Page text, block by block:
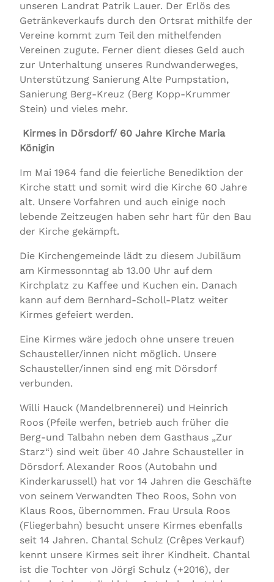
unseren Landrat Patrik Lauer. Der Erlös des
Getränkeverkaufs durch den Ortsrat mithilfe der
Vereine kommt zum Teil den mithelfenden
Vereinen zugute. Ferner dient dieses Geld auch
zur Unterhaltung unseres Rundwanderweges,
Unterstützung Sanierung Alte Pumpstation,
Sanierung Berg-Kreuz (Berg Kopp-Krummer
Stein) und vieles mehr.
Kirmes in Dörsdorf/ 60 Jahre Kirche Maria
Königin
Im Mai 1964 fand die feierliche Benediktion der
Kirche statt und somit wird die Kirche 60 Jahre
alt. Unsere Vorfahren und auch einige noch
lebende Zeitzeugen haben sehr hart für den Bau
der Kirche gekämpft.
Die Kirchengemeinde lädt zu diesem Jubiläum
am Kirmessonntag ab 13.00 Uhr auf dem
Kirchplatz zu Kaffee und Kuchen ein. Danach
kann auf dem Bernhard-Scholl-Platz weiter
Kirmes gefeiert werden.
Eine Kirmes wäre jedoch ohne unsere treuen
Schausteller/innen nicht möglich. Unsere
Schausteller/innen sind eng mit Dörsdorf
verbunden.
Willi Hauck (Mandelbrennerei) und Heinrich
Roos (Pfeile werfen, betrieb auch früher die
Berg-und Talbahn neben dem Gasthaus „Zur
Starz“) sind weit über 40 Jahre Schausteller in
Dörsdorf. Alexander Roos (Autobahn und
Kinderkarussell) hat vor 14 Jahren die Geschäfte
von seinem Verwandten Theo Roos, Sohn von
Klaus Roos, übernommen. Frau Ursula Roos
(Fliegerbahn) besucht unsere Kirmes ebenfalls
seit 14 Jahren. Chantal Schulz (Crêpes Verkauf)
kennt unsere Kirmes seit ihrer Kindheit. Chantal
ist die Tochter von Jörgi Schulz (+2016), der